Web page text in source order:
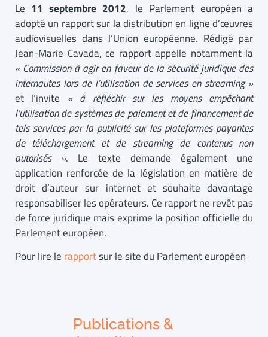
Le 11 septembre 2012, le Parlement européen a
adopté un rapport sur la distribution en ligne d’œuvres
audiovisuelles dans l’Union européenne. Rédigé par
Jean-Marie Cavada, ce rapport appelle notamment la
« Commission à agir en faveur de la sécurité juridique des
internautes lors de l’utilisation de services en streaming »
et l’invite « à réfléchir sur les moyens empêchant
l’utilisation de systèmes de paiement et de financement de
tels services par la publicité sur les plateformes payantes
de téléchargement et de streaming de contenus non
autorisés ». Le texte demande également une
application renforcée de la législation en matière de
droit d’auteur sur internet et souhaite davantage
responsabiliser les opérateurs. Ce rapport ne revêt pas
de force juridique mais exprime la position officielle du
Parlement européen.
Pour lire le rapportsur le site du Parlement européen
Publications &